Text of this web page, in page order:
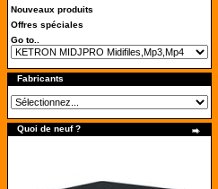
Nouveaux produits
Offres spéciales
Go to..
Fabricants
Quoi de neuf ?